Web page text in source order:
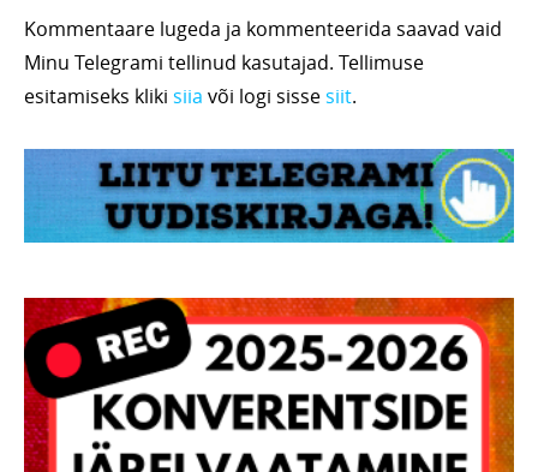
Kommentaare lugeda ja kommenteerida saavad vaid
Minu Telegrami tellinud kasutajad. Tellimuse
esitamiseks kliki siia või logi sissesiit.